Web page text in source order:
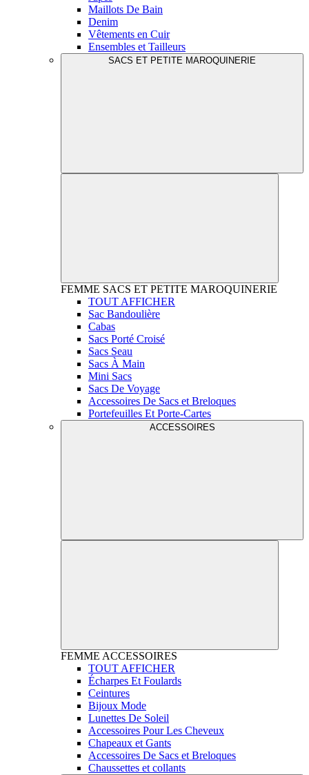
Maillots De Bain
Denim
Vêtements en Cuir
Ensembles et Tailleurs
SACS ET PETITE MAROQUINERIE
FEMME SACS ET PETITE MAROQUINERIE
TOUT AFFICHER
Sac Bandoulière
Cabas
Sacs Porté Croisé
Sacs Seau
Sacs À Main
Mini Sacs
Sacs De Voyage
Accessoires De Sacs et Breloques
Portefeuilles Et Porte-Cartes
ACCESSOIRES
FEMME ACCESSOIRES
TOUT AFFICHER
Écharpes Et Foulards
Ceintures
Bijoux Mode
Lunettes De Soleil
Accessoires Pour Les Cheveux
Chapeaux et Gants
Accessoires De Sacs et Breloques
Chaussettes et collants